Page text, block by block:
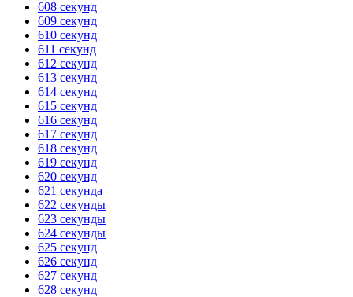
608 секунд
609 секунд
610 секунд
611 секунд
612 секунд
613 секунд
614 секунд
615 секунд
616 секунд
617 секунд
618 секунд
619 секунд
620 секунд
621 секунда
622 секунды
623 секунды
624 секунды
625 секунд
626 секунд
627 секунд
628 секунд